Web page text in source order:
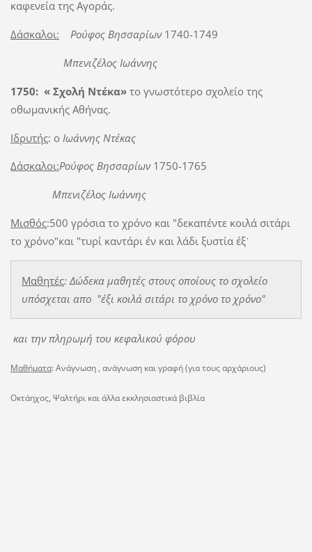
καφενεία της Αγοράς.
Δάσκαλοι: Ρούφος Βησσαρίων1740-1749
Μπενιζέλος Ιωάννης
1750: « Σχολή Ντέκα»το γνωστότερο σχολείο της
οθωμανικής Αθήνας.
Ιδρυτής: ο Ιωάννης Ντέκας
Δάσκαλοι:Ρούφος Βησσαρίων1750-1765
Μπενιζέλος Ιωάννης
Μισθός:500 γρόσια το χρόνο και "δεκαπέντε κοιλά σιτάρι
το χρόνο"και "τυρί καντάρι έν και λάδι ξυστία έξ῾
Μαθητές: Δώδεκα μαθητές στους οποίους το σχολείο
υπόσχεται απο "έξι κοιλά σιτάρι το χρόνο το χρόνο"
και την πληρωμή του κεφαλικού φόρου
Μαθήματα: Ανάγνωση , ανάγνωση και γραφή (για τους αρχάριους)
Οκτάηχος, Ψαλτήρι και άλλα εκκλησιαστικά βιβλία